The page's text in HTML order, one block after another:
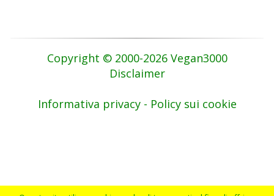
Copyright © 2000-2026 Vegan3000
Disclaimer
Informativa privacy - Policy sui cookie